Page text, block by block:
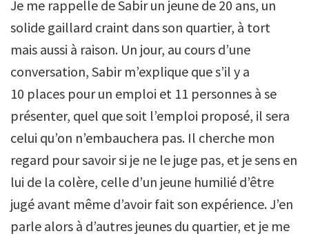
Je me rappelle de Sabir un jeune de 20 ans, un
solide gaillard craint dans son quartier, à tort
mais aussi à raison. Un jour, au cours d’une
conversation, Sabir m’explique que s’il y a
10 places pour un emploi et 11 personnes à se
présenter, quel que soit l’emploi proposé, il sera
celui qu’on n’embauchera pas. Il cherche mon
regard pour savoir si je ne le juge pas, et je sens en
lui de la colère, celle d’un jeune humilié d’être
jugé avant même d’avoir fait son expérience. J’en
parle alors à d’autres jeunes du quartier, et je me